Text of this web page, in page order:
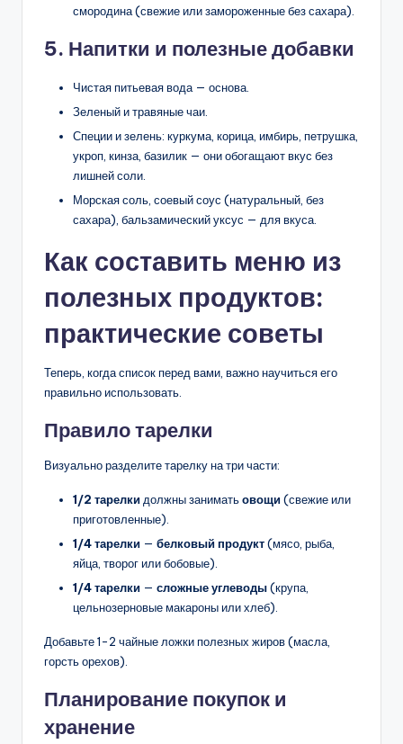
смородина (свежие или замороженные без сахара).
5. Напитки и полезные добавки
Чистая питьевая вода — основа.
Зеленый и травяные чаи.
Специи и зелень: куркума, корица, имбирь, петрушка,
укроп, кинза, базилик — они обогащают вкус без
лишней соли.
Морская соль, соевый соус (натуральный, без
сахара), бальзамический уксус — для вкуса.
Как составить меню из
полезных продуктов:
практические советы
Теперь, когда список перед вами, важно научиться его
правильно использовать.
Правило тарелки
Визуально разделите тарелку на три части:
1/2 тарелки должны заниматьовощи(свежие или
приготовленные).
1/4 тарелки — белковый продукт(мясо, рыба,
яйца, творог или бобовые).
1/4 тарелки — сложные углеводы(крупа,
цельнозерновые макароны или хлеб).
Добавьте 1-2 чайные ложки полезных жиров (масла,
горсть орехов).
Планирование покупок и
хранение